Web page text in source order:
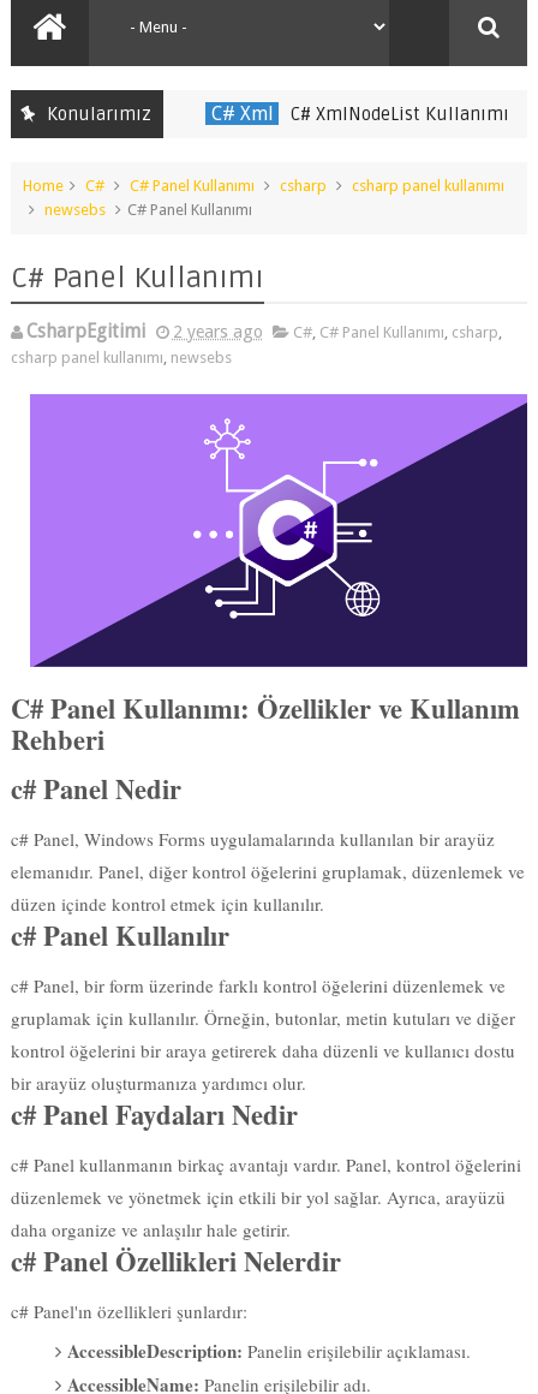
KonularımızC# Xml C# XmlNodeList Kullanımı C#
Home C# C# Panel Kullanımı csharp
csharp panel kullanımı
newsebs
C# Panel Kullanımı
C# Panel Kullanımı
CsharpEgitimi 2 years ago C#,C# Panel Kullanımı,csharp,csharp
panel kullanımı,newsebs
C# Panel Kullanımı: Özellikler ve Kullanım
Rehberi
c# Panel Nedir
c# Panel, Windows Forms uygulamalarında kullanılan bir arayüz
elemanıdır. Panel, diğer kontrol öğelerini gruplamak, düzenlemek ve
düzen içinde kontrol etmek için kullanılır.
c# Panel Kullanılır
c# Panel, bir form üzerinde farklı kontrol öğelerini düzenlemek ve
gruplamak için kullanılır. Örneğin, butonlar, metin kutuları ve diğer
kontrol öğelerini bir araya getirerek daha düzenli ve kullanıcı dostu
bir arayüz oluşturmanıza yardımcı olur.
c# Panel Faydaları Nedir
c# Panel kullanmanın birkaç avantajı vardır. Panel, kontrol öğelerini
düzenlemek ve yönetmek için etkili bir yol sağlar. Ayrıca, arayüzü
daha organize ve anlaşılır hale getirir.
c# Panel Özellikleri Nelerdir
c# Panel'ın özellikleri şunlardır:
AccessibleDescription: Panelin erişilebilir açıklaması.
AccessibleName: Panelin erişilebilir adı.